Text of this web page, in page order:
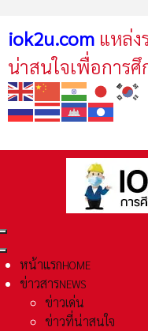
iok2u.com แหล่ง
น่าสนใจเพื่อการ
หน้าแรกHOME
ข่าวสารNEWS
ข่าวเด่น
ข่าวที่น่าสนใจ